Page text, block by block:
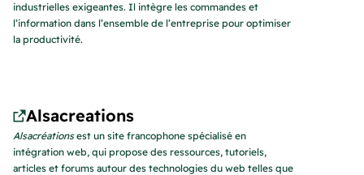
industrielles exigeantes. Il intègre les commandes et
l’information dans l’ensemble de l’entreprise pour optimiser
la productivité.
Alsacreations
Alsacréationsest un site francophone spécialisé en
intégration web, qui propose des ressources, tutoriels,
articles et forums autour des technologies du web telles que